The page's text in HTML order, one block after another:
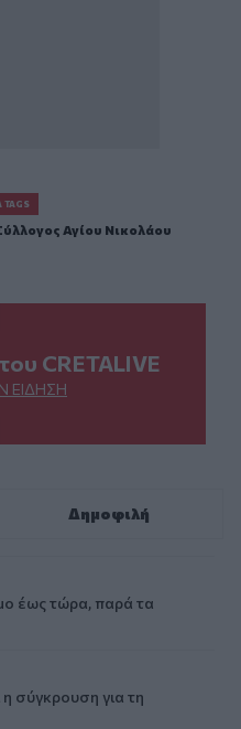
Αγίου Νικολάου
CRETALIVE
ΕΊΔΗΣΗ
Δημοφιλή
έως τώρα, παρά τα
η σύγκρουση για τη